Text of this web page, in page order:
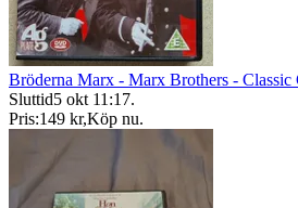
Bröderna Marx - Marx Brothers - Classic
Sluttid5 okt 11:17.
Pris:149 kr,Köp nu.